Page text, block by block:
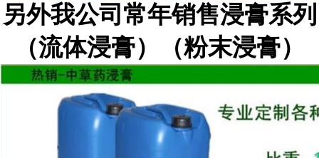
另外我公司常年销售浸膏系列
（流体浸膏）（粉末浸膏）